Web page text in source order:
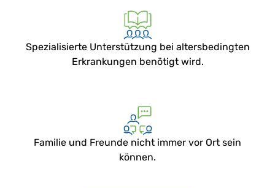
Spezialisierte Unterstützung bei altersbedingten
Erkrankungen benötigt wird.
Familie und Freunde nicht immer vor Ort sein
können.